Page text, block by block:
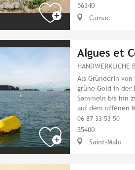
56340
Carnac
Algues et
HANDWERKLICHE
Als Gründerin
grüne Gold in der
Sammeln bis hin
auf dem offenen
06 87 33 53 50
35400
Saint-Malo